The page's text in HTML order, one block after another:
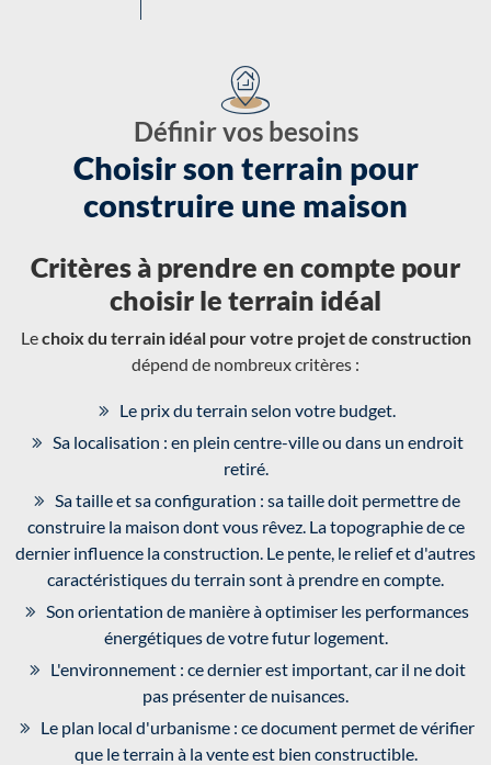
Définir vos besoins
Choisir son terrain pour
construire une maison
Critères à prendre en compte pour
choisir le terrain idéal
Lechoix du terrain idéal pour votre projet de construction
dépend de nombreux critères :
Le prix du terrain selon votre budget.
Sa localisation : en plein centre-ville ou dans un endroit
retiré.
Sa taille et sa configuration : sa taille doit permettre de
construire la maison dont vous rêvez. La topographie de ce
dernier influence la construction. Le pente, le relief et d'autres
caractéristiques du terrain sont à prendre en compte.
Son orientation de manière à optimiser les performances
énergétiques de votre futur logement.
L'environnement : ce dernier est important, car il ne doit
pas présenter de nuisances.
Le plan local d'urbanisme : ce document permet de vérifier
que le terrain à la vente est bien constructible.